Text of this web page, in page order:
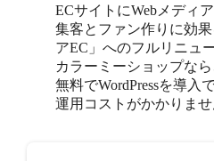
ECサイトにWebメディ
集客とファン作りに効
アEC」へのフルリニュ
カラーミーショップな
無料でWordPressを導入
運用コストがかかりませ